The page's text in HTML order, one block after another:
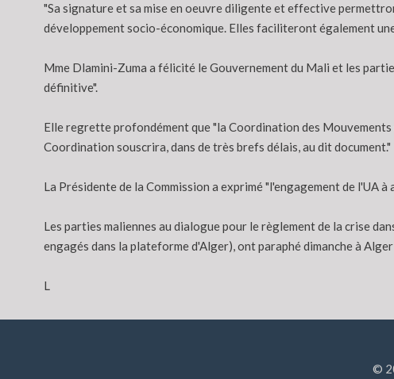
"Sa signature et sa mise en oeuvre diligente et effective
développement socio-économique. Elles faciliteront également
Mme Dlamini-Zuma a félicité le Gouvernement du Mali et les
définitive".
Elle regrette profondément que "la Coordination des Mouvements
Coordination souscrira, dans de très brefs délais, au dit document."
La Présidente de la Commission a exprimé "l'engagement de l'UA
Les parties maliennes au dialogue pour le règlement de la crise
engagés dans la plateforme d'Alger), ont paraphé dimanche à
L
©